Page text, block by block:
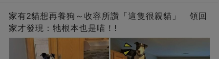
家有2貓想再養狗～收容所讚「這隻很親貓」 領回
家才發現：牠根本也是喵！!